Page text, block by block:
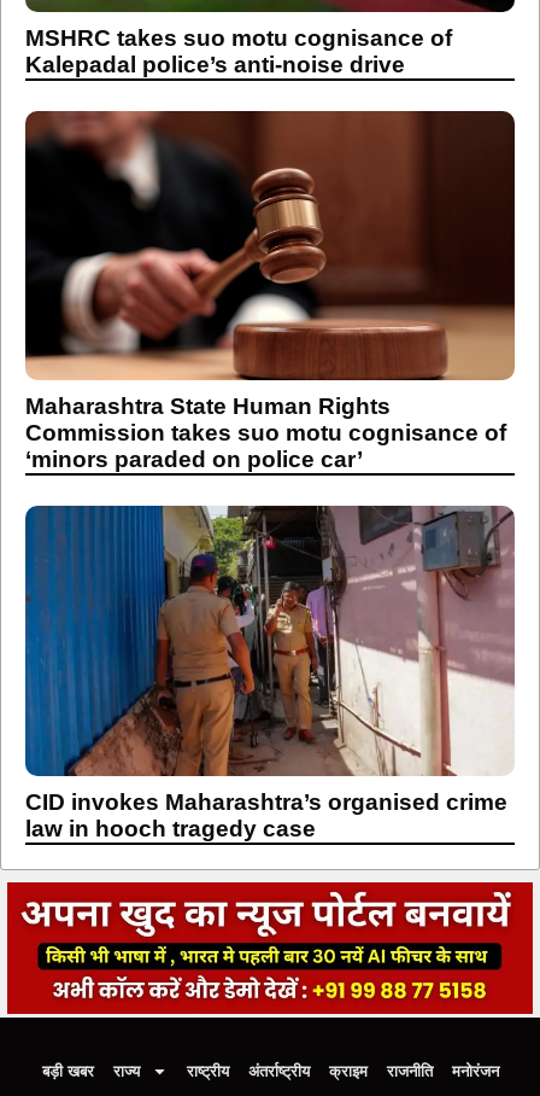
Maharashtra State Human Rights
Commission takes suo motu cognisance of
‘minors paraded on police car’
CID invokes Maharashtra’s organised crime
law in hooch tragedy case
बड़ी खबर राज्य राष्ट्रीय अंतर्राष्ट्रीय क्राइम राजनीति
मनोरंजन
खेल
विडिओ ई-पेपर